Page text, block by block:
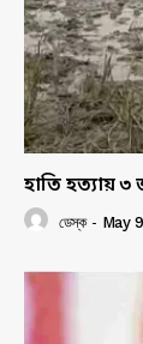
হাতি হত্যায় ৩
ডেস্ক - May